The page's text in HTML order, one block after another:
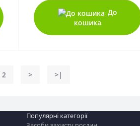
До
кошика
2 > >|
Популярні категорії